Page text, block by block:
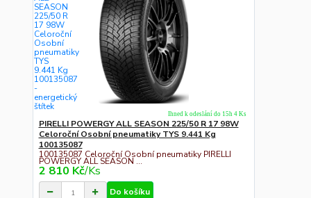
PIRELLI POWERGY ALL SEASON 225/50 R 17 98W
Celoroční Osobní pneumatiky TYS 9.441 Kg
100135087
100135087 Celoroční Osobní pneumatiky PIRELLI
POWERGY ALL SEASON ...
2 810 Kč/Ks
Ihned k odeslání do 15h 4 Ks
Do košíku